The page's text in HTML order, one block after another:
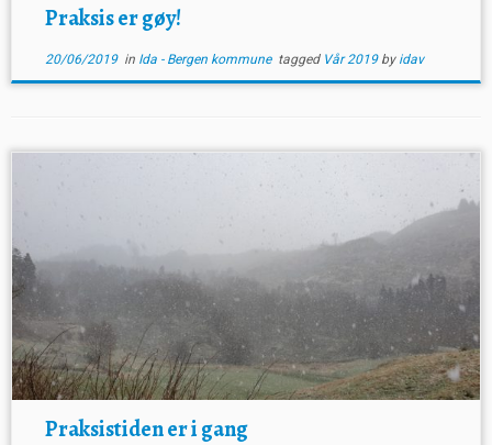
Praksis er gøy!
20/06/2019in Ida - Bergen kommune tagged Vår 2019 by idav
Praksistiden er i gang